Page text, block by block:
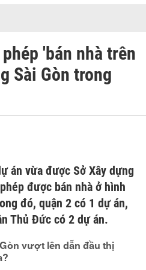
'bán nhà trên
Sài Gòn trong
án vừa được Sở Xây dựng
được bán nhà ở hình
đó, quận 2 có 1 dự án,
Thủ Đức có 2 dự án.
vượt lên dẫn đầu thị